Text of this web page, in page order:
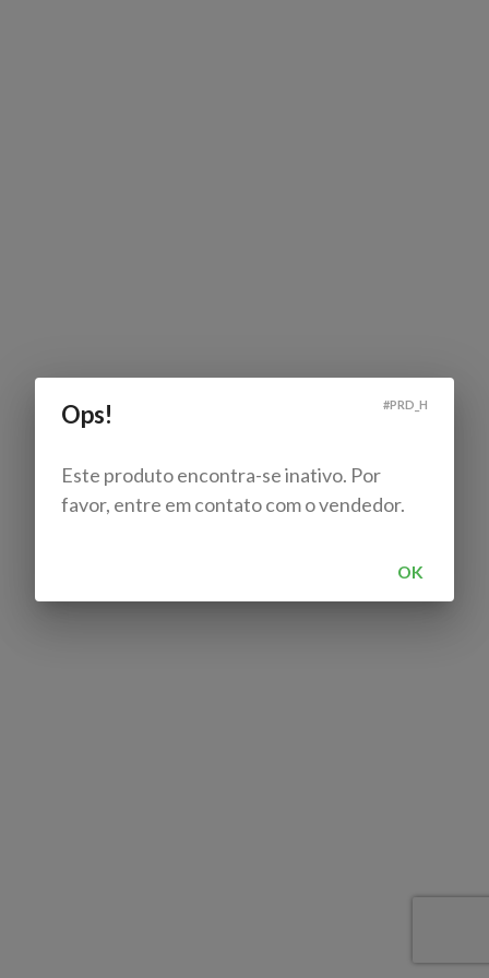
Ops! #PRD_H
Este produto encontra-se inativo. Por
favor, entre em contato com o vendedor.
OK